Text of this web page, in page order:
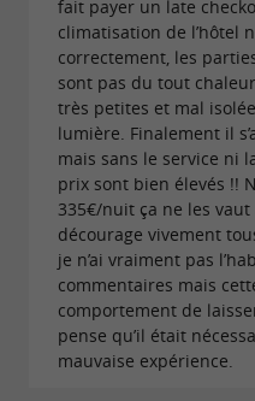
toutes les papilles.
Un
Il était une évidence
sein du nouvel hôtel
protection de
pieds. Comme son
La Suite sera
garantie de son
bonne gestion de
fait payer un late
climatisation de l’hôtel
correctement, les
sont pas du tout
très petites et mal
lumière. Finalement il
mais sans le service ni
prix sont bien élevés !!
335€/nuit ça ne les
décourage vivement
je n’ai vraiment pas
commentaires mais
comportement de
pense qu’il était
mauvaise expérience.